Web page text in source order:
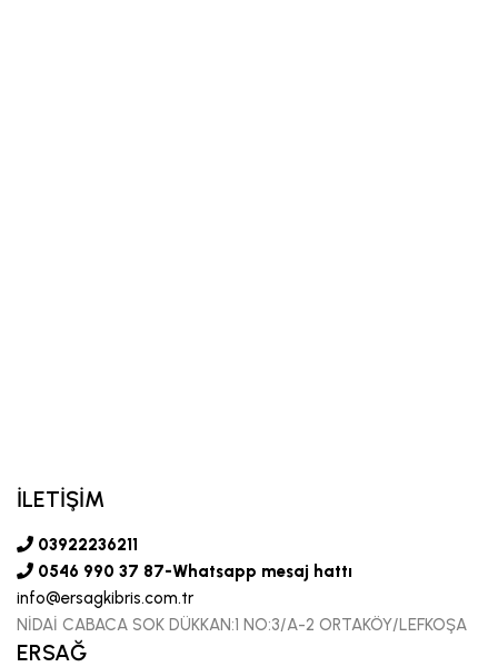
İLETİŞİM
03922236211
0546 990 37 87-Whatsapp mesaj hattı
info@ersagkibris.com.tr
NİDAİ CABACA SOK DÜKKAN:1 NO:3/A-2 ORTAKÖY/LEFKOŞA
ERSAĞ